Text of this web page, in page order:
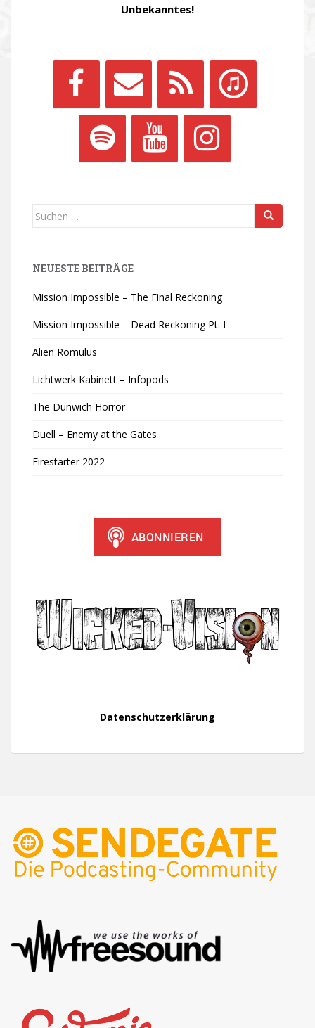
Unbekanntes!
Suchen
NEUESTE BEITRÄGE
Mission Impossible – The Final Reckoning
Mission Impossible – Dead Reckoning Pt. I
Alien Romulus
Lichtwerk Kabinett – Infopods
The Dunwich Horror
Duell – Enemy at the Gates
Firestarter 2022
Datenschutzerklärung